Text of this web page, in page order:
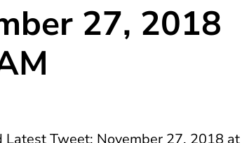
27, 2018
Tweet: November 27, 2018